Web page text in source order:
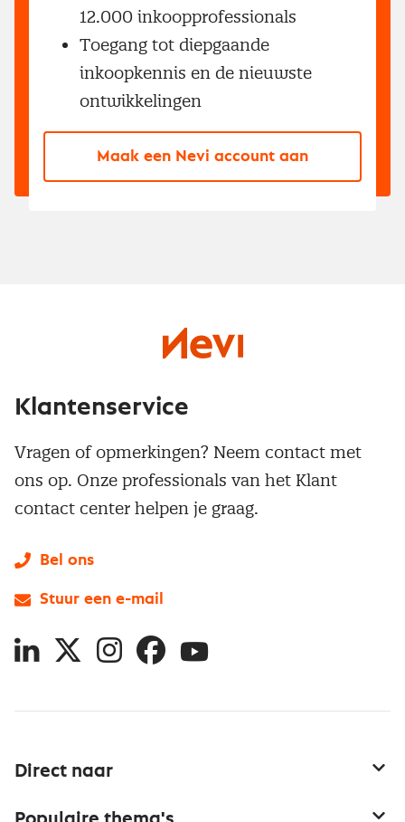
12.000 inkoopprofessionals
Toegang tot diepgaande
inkoopkennis en de nieuwste
ontwikkelingen
Maak een Nevi account aan
Direct naar
Klantenservice
Vragen of opmerkingen? Neem contact met
ons op. Onze professionals van het Klant
contact center helpen je graag.
Bel ons
Stuur een e-mail
LinkedIn
X InstagramFacebookYouTube